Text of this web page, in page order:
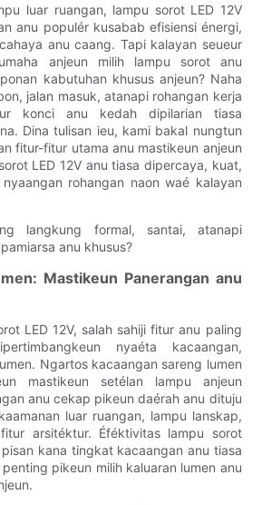
luar ruangan, lampu sorot LED 12V
anu populér kusabab efisiensi énergi,
anu caang. Tapi kalayan seueur
anjeun milih lampu sorot anu
kabutuhan khusus anjeun? Naha
jalan masuk, atanapi rohangan kerja
konci anu kedah dipilarian tiasa
Dina tulisan ieu, kami bakal nungtun
fitur-fitur utama anu mastikeun anjeun
LED 12V anu tiasa dipercaya, kuat,
rohangan naon waé kalayan
langkung formal, santai, atanapi
anu khusus?
Mastikeun Panerangan anu
LED 12V, salah sahiji fitur anu paling
nyaéta kacaangan,
Ngartos kacaangan sareng lumen
mastikeun setélan lampu anjeun
anu cekap pikeun daérah anu dituju
luar ruangan, lampu lanskap,
arsitéktur. Éféktivitas lampu sorot
kana tingkat kacaangan anu tiasa
pikeun milih kaluaran lumen anu